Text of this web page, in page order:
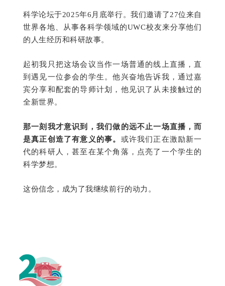
科学论坛于2025年6月底举行。我们邀请了27位来自
世界各地、从事各科学领域的UWC校友来分享他们
的人生经历和科研故事。
起初我只把这场会议当作一场普通的线上直播，直
到遇见一位参会的学生。他兴奋地告诉我，通过嘉
宾分享和配套的导师计划，他见识了从未接触过的
全新世界。
那一刻我才意识到，我们做的远不止一场直播，而
是真正创造了有意义的事。 或许我们正在激励新一
代的科研人，甚至在某个角落，点亮了一个学生的
科学梦想。
这份信念，成为了我继续前行的动力。